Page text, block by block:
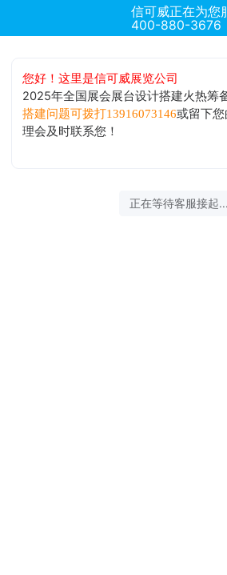
信可威正在为您
400-880-3676
您好！这里是信可威展览公司
2025年全国展会展台设计搭建火热筹
搭建问题可拨打13916073146或留下
理会及时联系您！
正在等待客服接起...